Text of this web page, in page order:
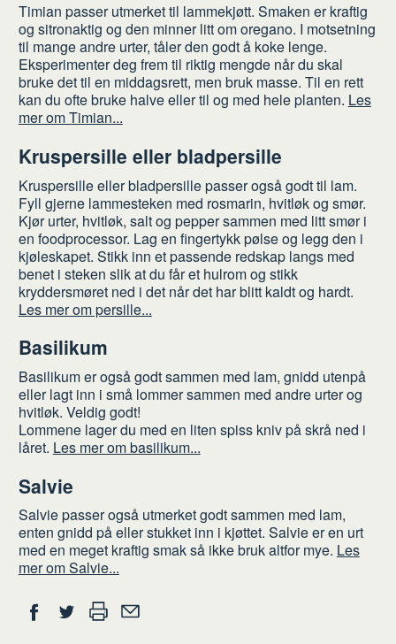
Timian passer utmerket til lammekjøtt. Smaken er kraftig
og sitronaktig og den minner litt om oregano. I motsetning
til mange andre urter, tåler den godt å koke lenge.
Eksperimenter deg frem til riktig mengde når du skal
bruke det til en middagsrett, men bruk masse. Til en rett
kan du ofte bruke halve eller til og med hele planten. Les
mer om Timian...
Kruspersille eller bladpersille
Kruspersille eller bladpersille passer også godt til lam.
Fyll gjerne lammesteken med rosmarin, hvitløk og smør.
Kjør urter, hvitløk, salt og pepper sammen med litt smør i
en foodprocessor. Lag en fingertykk pølse og legg den i
kjøleskapet. Stikk inn et passende redskap langs med
benet i steken slik at du får et hulrom og stikk
kryddersmøret ned i det når det har blitt kaldt og hardt.
Les mer om persille...
Basilikum
Basilikum er også godt sammen med lam, gnidd utenpå
eller lagt inn i små lommer sammen med andre urter og
hvitløk. Veldig godt!
Lommene lager du med en liten spiss kniv på skrå ned i
låret. Les mer om basilikum...
Salvie
Salvie passer også utmerket godt sammen med lam,
enten gnidd på eller stukket inn i kjøttet. Salvie er en urt
med en meget kraftig smak så ikke bruk altfor mye. Les
mer om Salvie...
Del